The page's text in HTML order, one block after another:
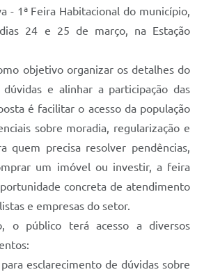
- 1ª Feira Habitacional do município,
24 e 25 de março, na Estação
objetivo organizar os detalhes do
dúvidas e alinhar a participação das
é facilitar o acesso da população
sobre moradia, regularização e
quem precisa resolver pendências,
um imóvel ou investir, a feira
concreta de atendimento
e empresas do setor.
o público terá acesso a diversos
esclarecimento de dúvidas sobre